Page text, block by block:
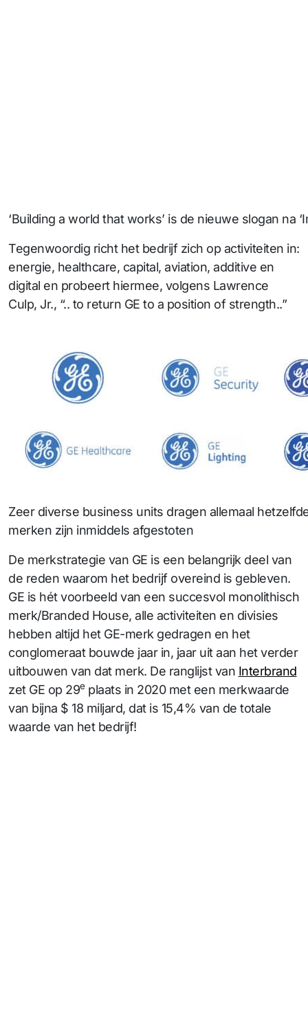
‘Building a world that works’ is de nieuwe slogan na
Tegenwoordig richt het bedrijf zich op activiteiten in:
energie, healthcare, capital, aviation, additive en
digital en probeert hiermee, volgens Lawrence
Culp, Jr., “.. to return GE to a position of strength..”
Zeer diverse business units dragen allemaal
merken zijn inmiddels afgestoten
De merkstrategie van GE is een belangrijk deel van
de reden waarom het bedrijf overeind is gebleven.
GE is hét voorbeeld van een succesvol monolithisch
merk/Branded House, alle activiteiten en divisies
hebben altijd het GE-merk gedragen en het
conglomeraat bouwde jaar in, jaar uit aan het verder
uitbouwen van dat merk. De ranglijst van Interbrand
zet GE op 29eplaats in 2020 met een merkwaarde
van bijna $ 18 miljard, dat is 15,4% van de totale
waarde van het bedrijf!